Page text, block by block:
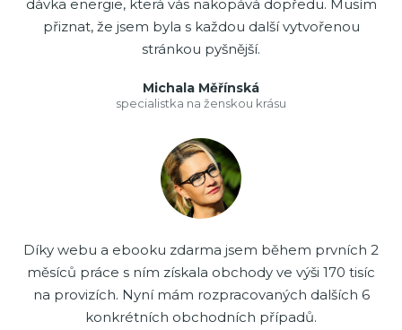
dávka energie, která vás nakopává dopředu. Musím
přiznat, že jsem byla s každou další vytvořenou
stránkou pyšnější.
Michala Měřínská
specialistka na ženskou krásu
Díky webu a ebooku zdarma jsem během prvních 2
měsíců práce s ním získala obchody ve výši 170 tisíc
na provizích. Nyní mám rozpracovaných dalších 6
konkrétních obchodních případů.